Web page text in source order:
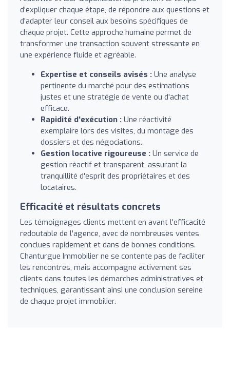
d'expliquer chaque étape, de répondre aux questions et
d'adapter leur conseil aux besoins spécifiques de
chaque projet. Cette approche humaine permet de
transformer une transaction souvent stressante en
une expérience fluide et agréable.
Expertise et conseils avisés : Une analyse
pertinente du marché pour des estimations
justes et une stratégie de vente ou d'achat
efficace.
Rapidité d'exécution : Une réactivité
exemplaire lors des visites, du montage des
dossiers et des négociations.
Gestion locative rigoureuse : Un service de
gestion réactif et transparent, assurant la
tranquillité d'esprit des propriétaires et des
locataires.
Efficacité et résultats concrets
Les témoignages clients mettent en avant l'efficacité
redoutable de l'agence, avec de nombreuses ventes
conclues rapidement et dans de bonnes conditions.
Chanturgue Immobilier ne se contente pas de faciliter
les rencontres, mais accompagne activement ses
clients dans toutes les démarches administratives et
techniques, garantissant ainsi une conclusion sereine
de chaque projet immobilier.